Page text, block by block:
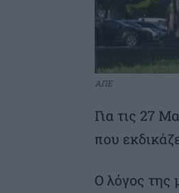
ΑΠΕ
Για τις 27
που
Ο λόγος της